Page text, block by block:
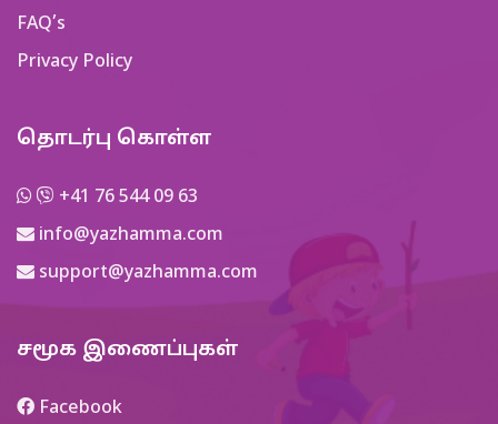
FAQ’s
Privacy Policy
தொடர்பு கொள்ள
+41 76 544 09 63
info@yazhamma.com
support@yazhamma.com
சமூக இணைப்புகள்
Facebook